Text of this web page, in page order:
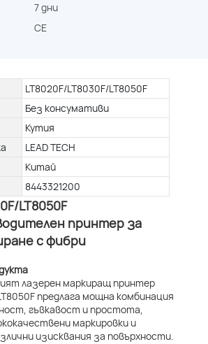
7 дни
CE
LT8020F/LT8030F/LT8050F
Без консумативи
Кутия
LEAD TECH
Китай
8443321200
LT8050F
принтер за
с фибри
лазерен маркиращ принтер
предлага мощна комбинация
гъвкавост и простота,
маркировки и
изисквания за повърхности.